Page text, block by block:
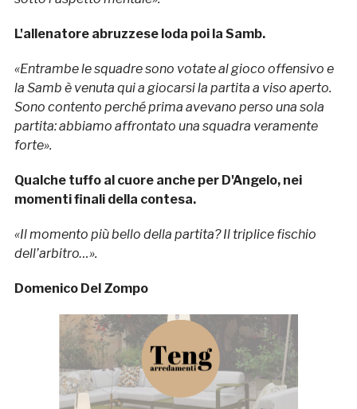
L'allenatore abruzzese loda poi la Samb.
«Entrambe le squadre sono votate al gioco offensivo e
la Samb è venuta qui a giocarsi la partita a viso aperto.
Sono contento perché prima avevano perso una sola
partita: abbiamo affrontato una squadra veramente
forte».
Qualche tuffo al cuore anche per D'Angelo, nei
momenti finali della contesa.
«Il momento più bello della partita? Il triplice fischio
dell’arbitro…».
Domenico Del Zompo